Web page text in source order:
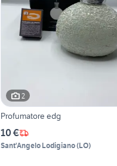
2
Profumatore edg
10 €
Sant'Angelo Lodigiano(LO)